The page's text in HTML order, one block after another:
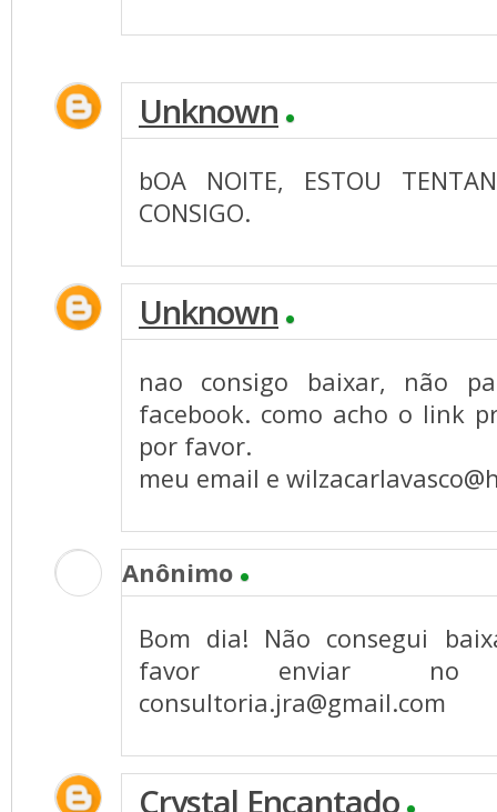
Unknown
bOA NOITE, ESTOU
CONSIGO.
Unknown
nao consigo baixar, não
facebook. como acho o link
por favor.
meu email e
Anônimo
Bom dia! Não consegui
favor enviar no
consultoria.jra@gmail.com
Crystal Encantado